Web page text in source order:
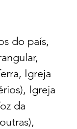
do país,
Igreja
Igreja
da